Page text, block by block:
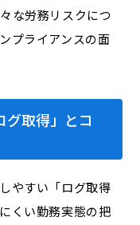
な労務リスクにつ
プライアンスの面
グ取得」とコ
やすい「ログ取得
くい勤務実態の把